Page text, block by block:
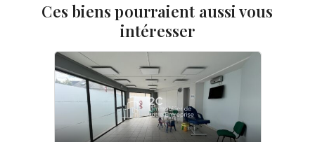
Ces biens pourraient aussi vous
intéresser